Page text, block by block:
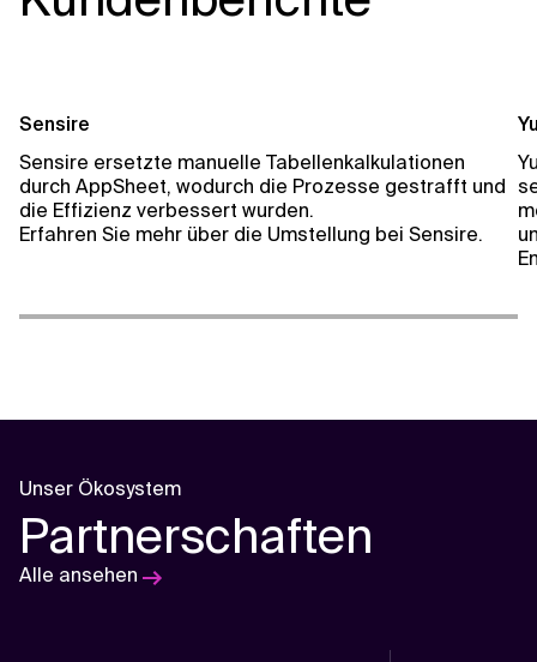
Sensire
Sensire ersetzte manuelle Tabellenkalkulationen
durch AppSheet, wodurch die Prozesse gestrafft und
die Effizienz verbessert wurden.
Erfahren Sie mehr über die Umstellung bei Sensire.
Unser Ökosystem
Partnerschaften
Alle ansehen